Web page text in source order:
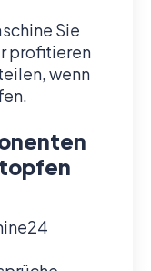
Sie
profitieren
wenn